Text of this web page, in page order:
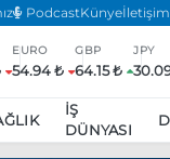
PodcastKünyeİletişim
EURO
54.94 ₺
GBP
64.15 ₺
JPY
İŞ
DÜNYASI